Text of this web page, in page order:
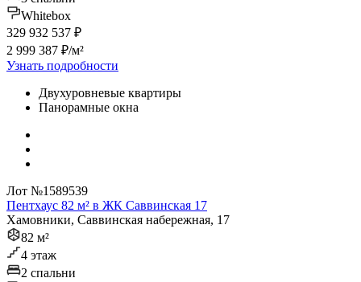
Whitebox
329 932 537 ₽
2 999 387 ₽/м²
Узнать подробности
Двухуровневые квартиры
Панорамные окна
Лот №1589539
Пентхаус 82 м² в ЖК Саввинская 17
Хамовники, Саввинская набережная, 17
82 м²
4 этаж
2 спальни